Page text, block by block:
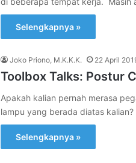
Selengkapnya »
Joko Priono, M.K.K.K. 22 April
Toolbox Talks: Postur
Apakah kalian pernah merasa
lampu yang berada diatas
Selengkapnya »